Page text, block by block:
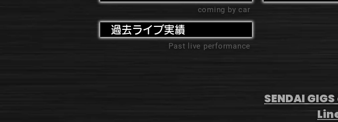
coming by car
過去ライブ実績
Past live performance
SENDAI